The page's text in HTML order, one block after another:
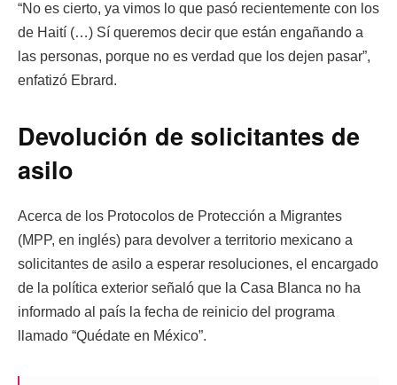
“No es cierto, ya vimos lo que pasó recientemente con los
de Haití (…) Sí queremos decir que están engañando a
las personas, porque no es verdad que los dejen pasar”,
enfatizó Ebrard.
Devolución de solicitantes de
asilo
Acerca de los Protocolos de Protección a Migrantes
(MPP, en inglés) para devolver a territorio mexicano a
solicitantes de asilo a esperar resoluciones, el encargado
de la política exterior señaló que la Casa Blanca no ha
informado al país la fecha de reinicio del programa
llamado “Quédate en México”.